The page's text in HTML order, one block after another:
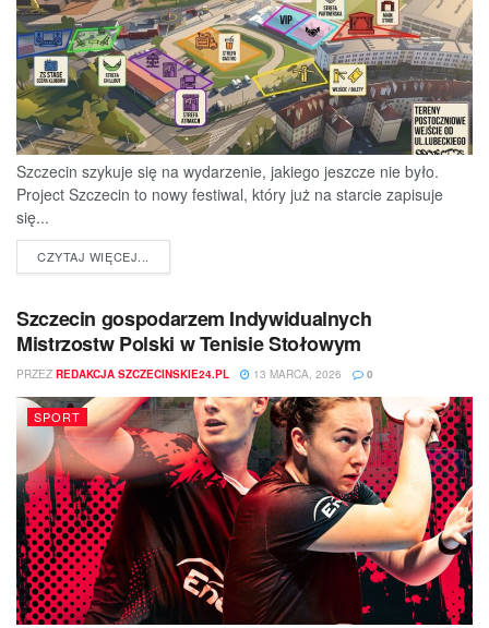
Szczecin szykuje się na wydarzenie, jakiego jeszcze nie było.
Project Szczecin to nowy festiwal, który już na starcie zapisuje
się...
CZYTAJ WIĘCEJ...
Szczecin gospodarzem Indywidualnych
Mistrzostw Polski w Tenisie Stołowym
PRZEZ REDAKCJA SZCZECINSKIE24.PL 13 MARCA, 2026 0
SPORT